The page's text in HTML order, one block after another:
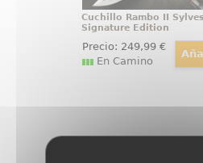
Cuchillo Rambo II
Signature Edition
Precio: 249,99€
En Camino